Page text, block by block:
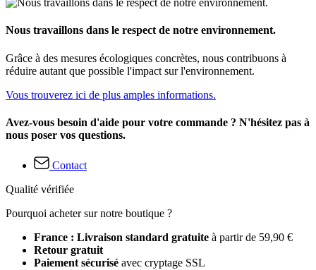
Nous travaillons dans le respect de notre environnement.
Grâce à des mesures écologiques concrètes, nous contribuons à
réduire autant que possible l'impact sur l'environnement.
Vous trouverez ici de plus amples informations.
Avez-vous besoin d'aide pour votre commande ? N'hésitez pas à
nous poser vos questions.
Contact
Qualité vérifiée
Pourquoi acheter sur notre boutique ?
France : Livraison standard gratuite à partir de 59,90 €
Retour gratuit
Paiement sécurisé avec cryptage SSL